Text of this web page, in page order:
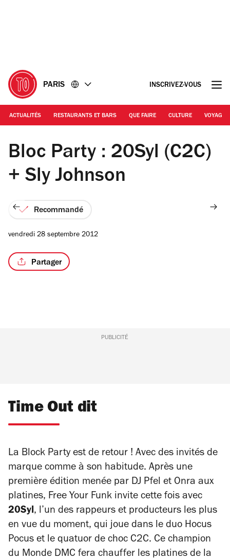
PARIS INSCRIVEZ-VOUS
ACTUALITÉS RESTAURANTS ET BARS QUE FAIRE CULTURE VOYAGE
Bloc Party : 20Syl (C2C)
+ Sly Johnson
Recommandé
vendredi 28 septembre 2012
Partager
PUBLICITÉ
Time Out dit
La Block Party est de retour ! Avec des invités de
marque comme à son habitude. Après une
première édition menée par DJ Pfel et Onra aux
platines, Free Your Funk invite cette fois avec
20Syl, l’un des rappeurs et producteurs les plus
en vue du moment, qui joue dans le duo Hocus
Pocus et le quatuor de choc C2C. Ce champion
du Monde DMC fera chauffer les platines de la